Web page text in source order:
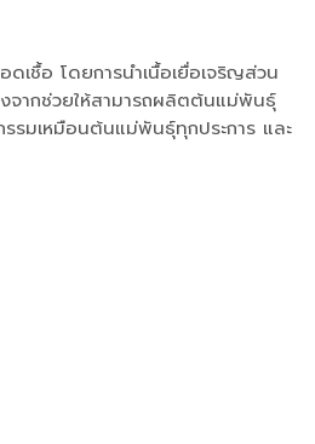
เชื้อ โดยการนำเนื้อเยื่อเจริญส่วน
จากช่วยให้สามารถผลิตต้นแม่พันธุ์
รมเหมือนต้นแม่พันธุ์ทุกประการ และ